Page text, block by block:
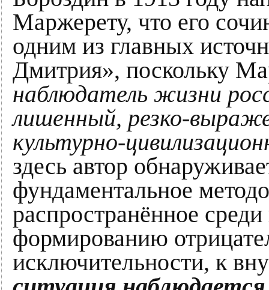
Маржерету, что его
одним из главных
Дмитрия», поскольку
наблюдатель жизни
лишенный, резко-
культурно-
здесь автор
фундаментальное
распространённое
формированию
исключительности, к